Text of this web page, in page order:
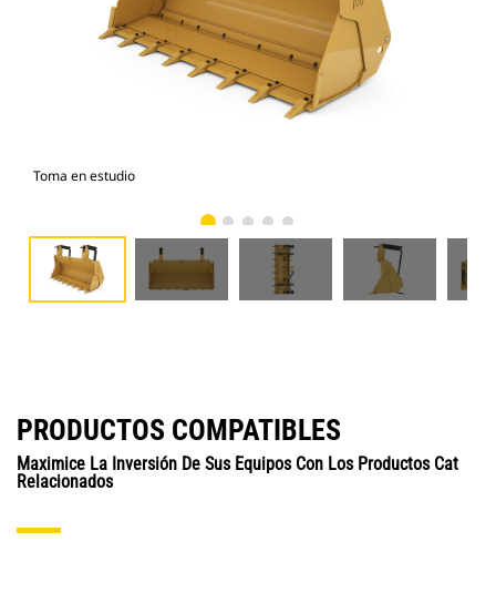
Toma en estudio
PRODUCTOS COMPATIBLES
Maximice La Inversión De Sus Equipos Con Los Productos Cat
Relacionados